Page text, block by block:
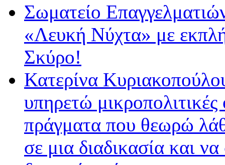
Σωματείο
«Λευκή Νύχτα» με
Σκύρο!
Κατερίνα
υπηρετώ
πράγματα που θεωρώ
σε μια διαδικασία και